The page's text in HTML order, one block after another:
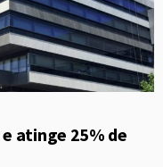
atinge 25% de